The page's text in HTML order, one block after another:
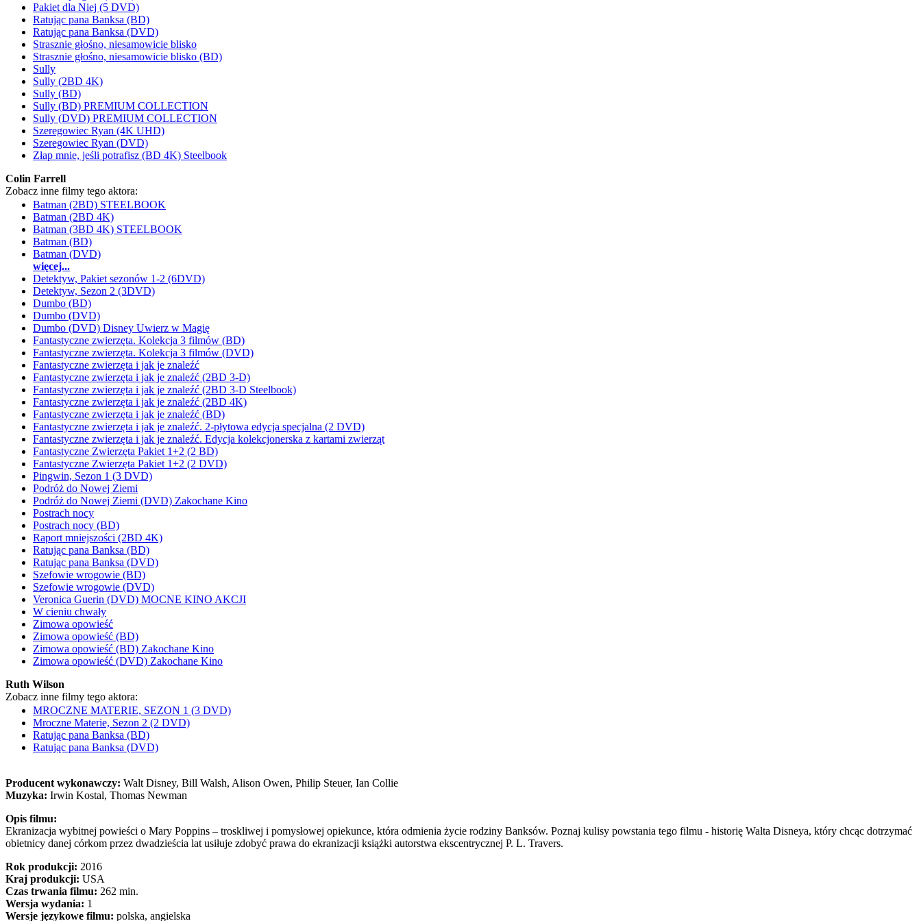
Pakiet dla Niej (5 DVD)
Ratując pana Banksa (BD)
Ratując pana Banksa (DVD)
Strasznie głośno, niesamowicie blisko
Strasznie głośno, niesamowicie blisko (BD)
Sully
Sully (2BD 4K)
Sully (BD)
Sully (BD) PREMIUM COLLECTION
Sully (DVD) PREMIUM COLLECTION
Szeregowiec Ryan (4K UHD)
Szeregowiec Ryan (DVD)
Złap mnie, jeśli potrafisz (BD 4K) Steelbook
Colin Farrell
Zobacz inne filmy tego aktora:
Batman (2BD) STEELBOOK
Batman (2BD 4K)
Batman (3BD 4K) STEELBOOK
Batman (BD)
Batman (DVD)
więcej...
Detektyw, Pakiet sezonów 1-2 (6DVD)
Detektyw, Sezon 2 (3DVD)
Dumbo (BD)
Dumbo (DVD)
Dumbo (DVD) Disney Uwierz w Magię
Fantastyczne zwierzęta. Kolekcja 3 filmów (BD)
Fantastyczne zwierzęta. Kolekcja 3 filmów (DVD)
Fantastyczne zwierzęta i jak je znaleźć
Fantastyczne zwierzęta i jak je znaleźć (2BD 3-D)
Fantastyczne zwierzęta i jak je znaleźć (2BD 3-D Steelbook)
Fantastyczne zwierzęta i jak je znaleźć (2BD 4K)
Fantastyczne zwierzęta i jak je znaleźć (BD)
Fantastyczne zwierzęta i jak je znaleźć. 2-płytowa edycja specjalna (2 DVD)
Fantastyczne zwierzęta i jak je znaleźć. Edycja kolekcjonerska z kartami zwierząt
Fantastyczne Zwierzęta Pakiet 1+2 (2 BD)
Fantastyczne Zwierzęta Pakiet 1+2 (2 DVD)
Pingwin, Sezon 1 (3 DVD)
Podróż do Nowej Ziemi
Podróż do Nowej Ziemi (DVD) Zakochane Kino
Postrach nocy
Postrach nocy (BD)
Raport mniejszości (2BD 4K)
Ratując pana Banksa (BD)
Ratując pana Banksa (DVD)
Szefowie wrogowie (BD)
Szefowie wrogowie (DVD)
Veronica Guerin (DVD) MOCNE KINO AKCJI
W cieniu chwały
Zimowa opowieść
Zimowa opowieść (BD)
Zimowa opowieść (BD) Zakochane Kino
Zimowa opowieść (DVD) Zakochane Kino
Ruth Wilson
Zobacz inne filmy tego aktora:
MROCZNE MATERIE, SEZON 1 (3 DVD)
Mroczne Materie, Sezon 2 (2 DVD)
Ratując pana Banksa (BD)
Ratując pana Banksa (DVD)
Producent wykonawczy: Walt Disney, Bill Walsh, Alison Owen, Philip Steuer, Ian Collie
Muzyka: Irwin Kostal, Thomas Newman
Opis filmu:
Ekranizacja wybitnej powieści o Mary Poppins – troskliwej i pomysłowej opiekunce, która odmienia życie rodziny Banksów. Poznaj kulisy powstania tego filmu - historię Walta Disneya, który chcąc dotrzymać
obietnicy danej córkom przez dwadzieścia lat usiłuje zdobyć prawa do ekranizacji książki autorstwa ekscentrycznej P. L. Travers.
Rok produkcji: 2016
Kraj produkcji: USA
Czas trwania filmu: 262 min.
Wersja wydania: 1
Wersje językowe filmu: polska, angielska